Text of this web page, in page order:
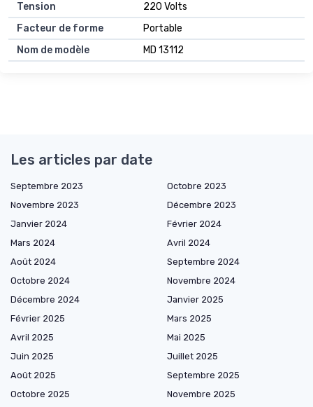
Tension
220 Volts
Facteur de forme
Portable
Nom de modèle
MD 13112
Les articles par date
Septembre 2023
Octobre 2023
Novembre 2023
Décembre 2023
Janvier 2024
Février 2024
Mars 2024
Avril 2024
Août 2024
Septembre 2024
Octobre 2024
Novembre 2024
Décembre 2024
Janvier 2025
Février 2025
Mars 2025
Avril 2025
Mai 2025
Juin 2025
Juillet 2025
Août 2025
Septembre 2025
Octobre 2025
Novembre 2025